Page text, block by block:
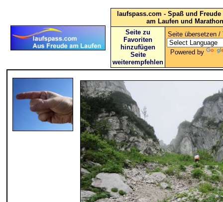
laufspass.com - Spaß und
am Laufen und Marathon
Seite zu
Favoriten
hinzufügen
Seite
weiterempfehlen
Seite übersetzen /
Powered by